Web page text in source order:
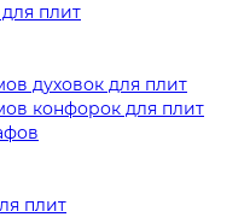
плит
духовок для плит
конфорок для плит
плит